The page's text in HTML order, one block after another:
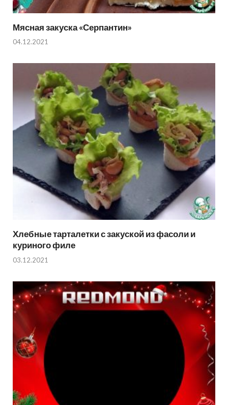
Мясная закуска «Серпантин»
04.12.2021
Хлебные тарталетки с закуской из фасоли и
куриного филе
03.12.2021